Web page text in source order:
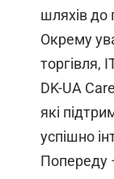
шляхів до
Окрему
торгівля,
DK-UA
які
успішно
Попереду –